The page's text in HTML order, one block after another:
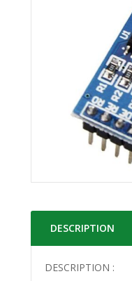
DESCRIPTION
DESCRIPTION :